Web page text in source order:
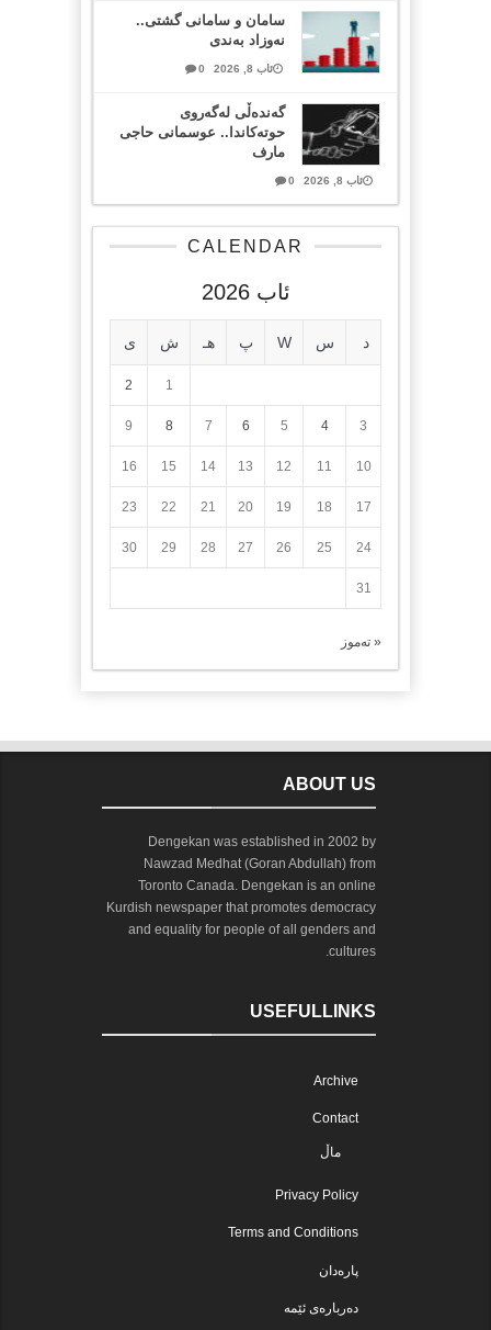
سامان و سامانی گشتی..
نەوزاد بەندی
ئاب 8, 2026 0
گەندەڵی لەگەروی
حوتەکاندا.. عوسمانی حاجی
مارف
ئاب 8, 2026 0
CALENDAR
ئاب 2026
د س W پ هـ ش ی
1
2
3
4
5
6
7
8
9
10
11
12
13
14
15
16
17
18
19
20
21
22
23
24
25
26
27
28
29
30
31
« تەموز
ABOUT US
Dengekan was established in 2002 by
Nawzad Medhat (Goran Abdullah) from
Toronto Canada. Dengekan is an online
Kurdish newspaper that promotes democracy
and equality for people of all genders and
cultures.
USEFULLINKS
Archive
Contact
ماڵ
Privacy Policy
Terms and Conditions
پارەدان
دەربارەی ئێمە